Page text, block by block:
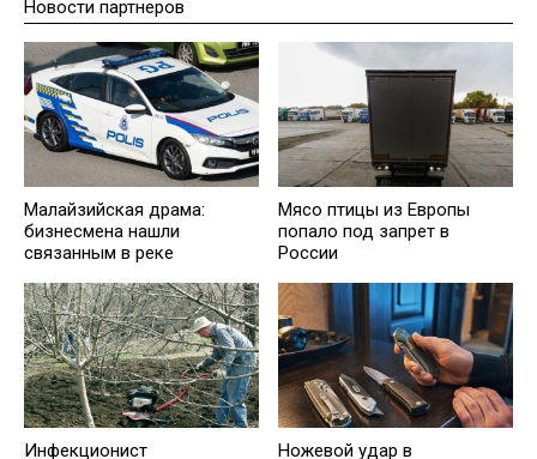
Новости партнеров
Малайзийская драма:
бизнесмена нашли
связанным в реке
Мясо птицы из Европы
попало под запрет в
России
Инфекционист
Ножевой удар в